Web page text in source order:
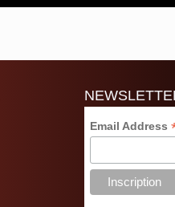
Email Address